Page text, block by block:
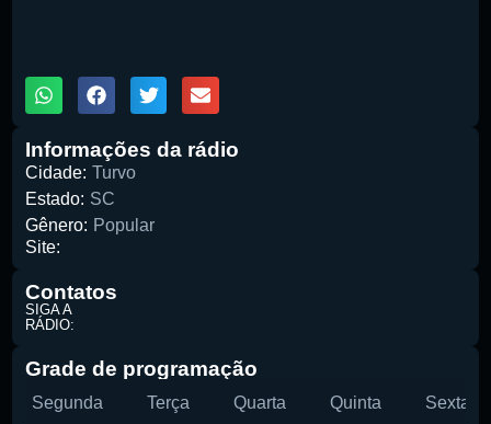
Informações da rádio
Cidade: Turvo
Estado: SC
Gênero: Popular
Site:
Contatos
SIGA A
RÁDIO:
Grade de programação
Segunda Terça Quarta Quinta Sexta